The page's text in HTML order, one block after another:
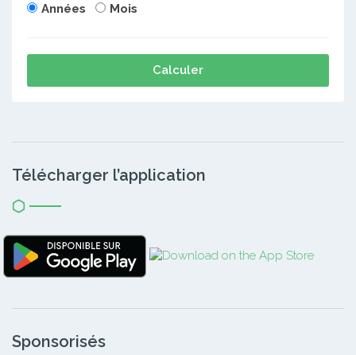
Années Mois
Calculer
Télécharger l’application
Sponsorisés